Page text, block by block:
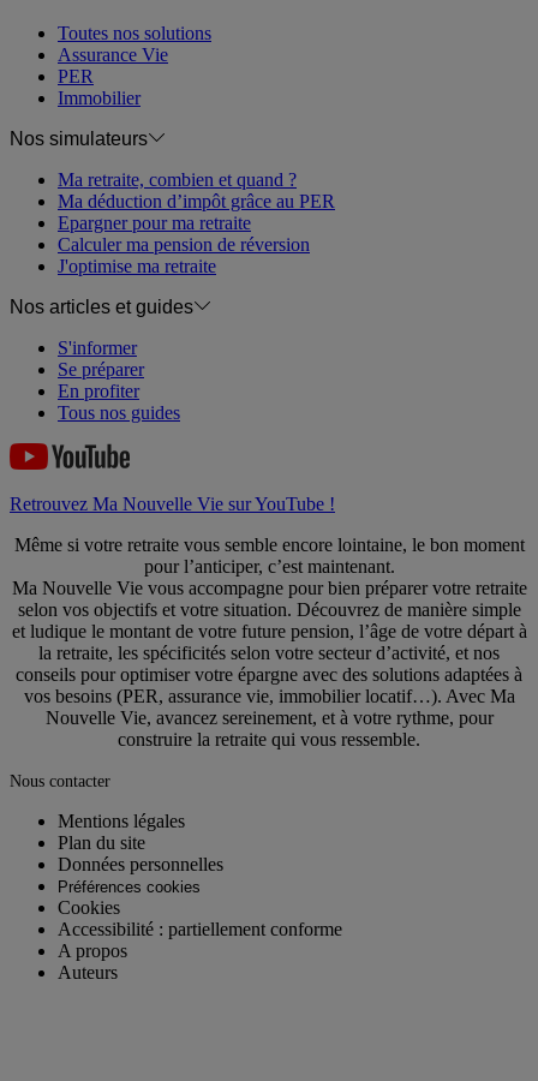
Toutes nos solutions
Assurance Vie
PER
Immobilier
Nos simulateurs
Ma retraite, combien et quand ?
Ma déduction d’impôt grâce au PER
Epargner pour ma retraite
Calculer ma pension de réversion
J'optimise ma retraite
Nos articles et guides
S'informer
Se préparer
En profiter
Tous nos guides
Retrouvez Ma Nouvelle Vie sur YouTube !
Même si votre retraite vous semble encore lointaine, le bon moment
pour l’anticiper, c’est maintenant.
Ma Nouvelle Vie vous accompagne pour bien préparer votre retraite
selon vos objectifs et votre situation. Découvrez de manière simple
et ludique le montant de votre future pension, l’âge de votre départ à
la retraite, les spécificités selon votre secteur d’activité, et nos
conseils pour optimiser votre épargne avec des solutions adaptées à
vos besoins (PER, assurance vie, immobilier locatif…). Avec Ma
Nouvelle Vie, avancez sereinement, et à votre rythme, pour
construire la retraite qui vous ressemble.
Nous contacter
Mentions légales
Plan du site
Données personnelles
Préférences cookies
Cookies
Accessibilité : partiellement conforme
A propos
Auteurs